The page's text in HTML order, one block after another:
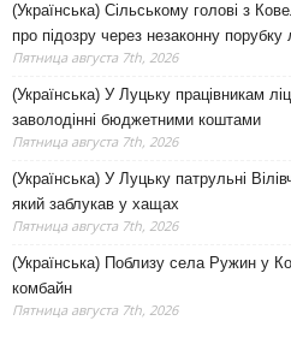
(Українська) Сільському голові з
про підозру через незаконну порубку
Пятница августа 7th, 2026
(Українська) У Луцьку працівникам
заволодінні бюджетними коштами
Пятница августа 7th, 2026
(Українська) У Луцьку патрульні
який заблукав у хащах
Пятница августа 7th, 2026
(Українська) Поблизу села Ружин у
комбайн
Пятница августа 7th, 2026